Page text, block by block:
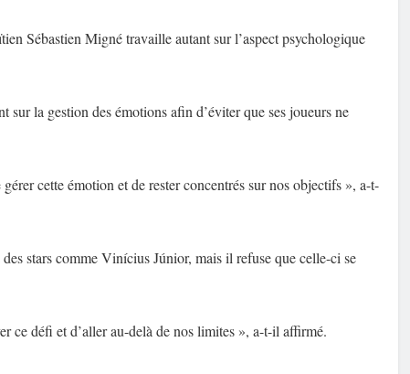
Sébastien Migné travaille autant sur l’aspect psychologique
la gestion des émotions afin d’éviter que ses joueurs ne
cette émotion et de rester concentrés sur nos objectifs », a-t-
stars comme Vinícius Júnior, mais il refuse que celle-ci se
ce défi et d’aller au-delà de nos limites », a-t-il affirmé.